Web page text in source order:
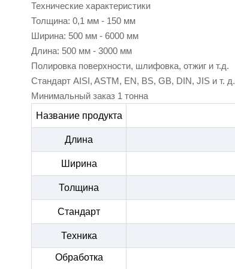
Технические характеристики
Толщина: 0,1 мм - 150 мм
Ширина: 500 мм - 6000 мм
Длина: 500 мм - 3000 мм
Полировка поверхности, шлифовка, отжиг и т.д.
Стандарт AISI, ASTM, EN, BS, GB, DIN, JIS и т. д.
Минимальный заказ 1 тонна
Название продукта
Длина
Ширина
Толщина
Стандарт
Техника
Обработка